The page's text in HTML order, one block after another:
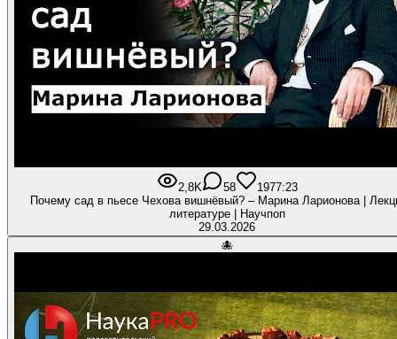
2,8K 58 1977:23
Почему сад в пьесе Чехова вишнёвый? – Марина Ларионова |
литературе | Научпоп
29.03.2026
🐙